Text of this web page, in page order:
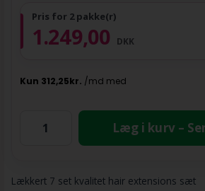
Pris for 2 pakke(r)
1.249,00 DKK
Læg i kurv –
Lækkert 7 set kvalitet hair extensions sæt